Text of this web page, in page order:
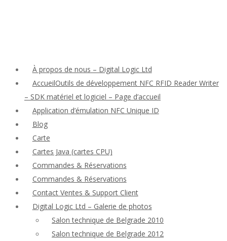
À propos de nous – Digital Logic Ltd
AccueilOutils de développement NFC RFID Reader Writer
– SDK matériel et logiciel – Page d’accueil
Application d’émulation NFC Unique ID
Blog
Carte
Cartes Java (cartes CPU)
Commandes & Réservations
Commandes & Réservations
Contact Ventes & Support Client
Digital Logic Ltd – Galerie de photos
Salon technique de Belgrade 2010
Salon technique de Belgrade 2012